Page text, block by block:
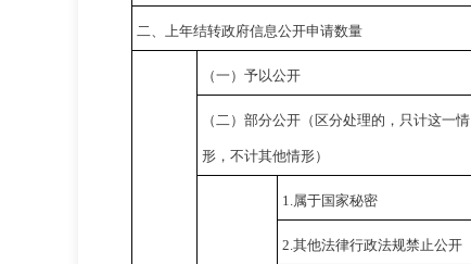
二、上年结转政府信息公开申请数量
（一）予以公开
（二）部分公开（区分处理的，只计这一情
形，不计其他情形）
1. 属于国家秘密
2. 其他法律行政法规禁止公开